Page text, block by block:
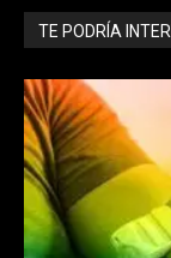
TE PODRÍA